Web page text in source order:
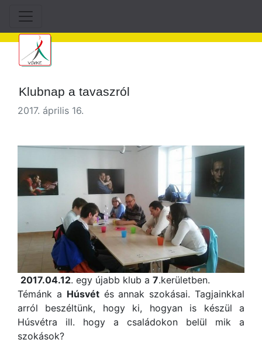
Klubnap a tavaszról
2017. április 16.
2017.04.12. egy újabb klub a 7.kerületben.
Témánk a Húsvétés annak szokásai. Tagjainkkal
arról beszéltünk, hogy ki, hogyan is készül a
Húsvétra ill. hogy a családokon belül mik a
szokások?